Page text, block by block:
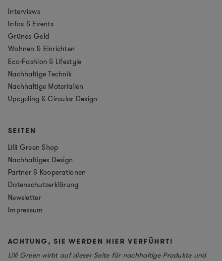
Interviews
Infos & Events
Grünes Geld
Wohnen & Einrichten
Eco-Fashion & Lifestyle
Nachhaltige Technik
Nachhaltige Materialien
Upcycling & Circular Design
SEITEN
Lilli Green Shop
Nachhaltiges Design
Partner & Kooperationen
Datenschutzerklärung
Newsletter
Impressum
ACHTUNG, SIE WERDEN HIER VERFÜHRT!
Lilli Green wirbt auf dieser Seite für nachhaltige Produkte und